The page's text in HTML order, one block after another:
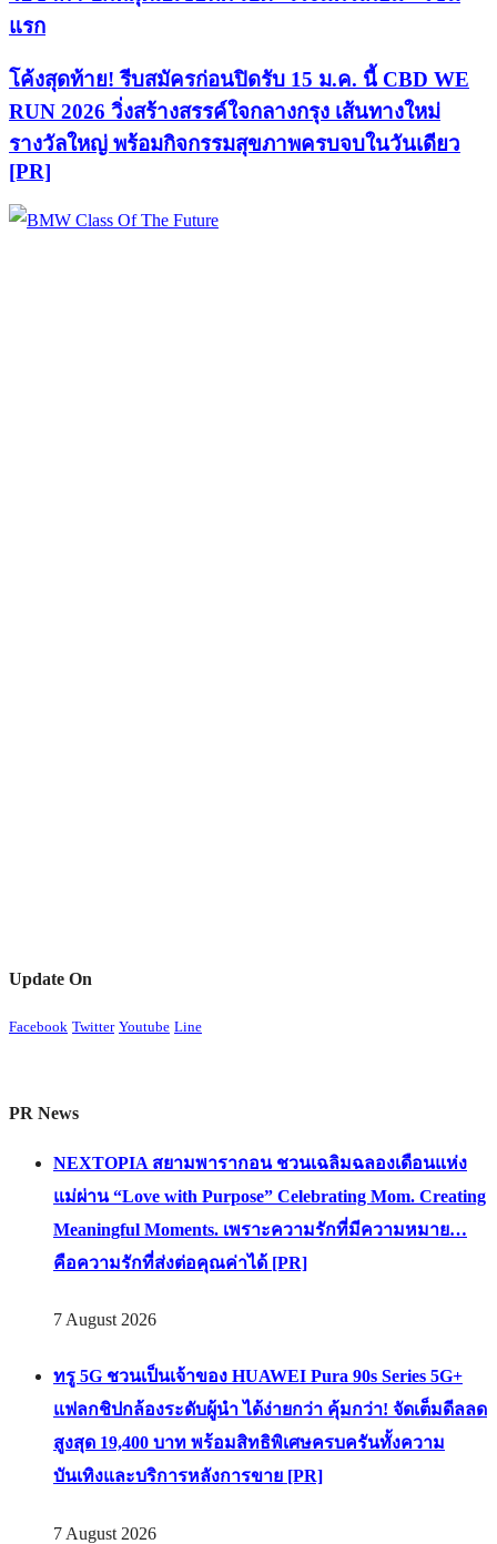
แรก
โค้งสุดท้าย! รีบสมัครก่อนปิดรับ 15 ม.ค. นี้ CBD WE
RUN 2026 วิ่งสร้างสรรค์ใจกลางกรุง เส้นทางใหม่
รางวัลใหญ่ พร้อมกิจกรรมสุขภาพครบจบในวันเดียว
[PR]
Update On
Facebook Twitter Youtube Line
PR News
NEXTOPIA สยามพารากอน ชวนเฉลิมฉลองเดือนแห่ง
แม่ผ่าน “Love with Purpose” Celebrating Mom. Creating
Meaningful Moments. เพราะความรักที่มีความหมาย…
คือความรักที่ส่งต่อคุณค่าได้ [PR]
7 August 2026
ทรู 5G ชวนเป็นเจ้าของ HUAWEI Pura 90s Series 5G+
แฟลกชิปกล้องระดับผู้นำ ได้ง่ายกว่า คุ้มกว่า! จัดเต็มดีลลด
สูงสุด 19,400 บาท พร้อมสิทธิพิเศษครบครันทั้งความ
บันเทิงและบริการหลังการขาย [PR]
7 August 2026